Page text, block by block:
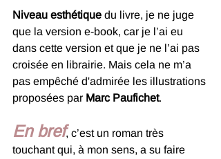
Niveau esthétique du livre, je ne juge
que la version e-book, car je l’ai eu
dans cette version et que je ne l’ai pas
croisée en librairie. Mais cela ne m’a
pas empêché d'admirée les illustrations
proposées par Marc Paufichet.
En bref, c’est un roman très
touchant qui, à mon sens, a su faire